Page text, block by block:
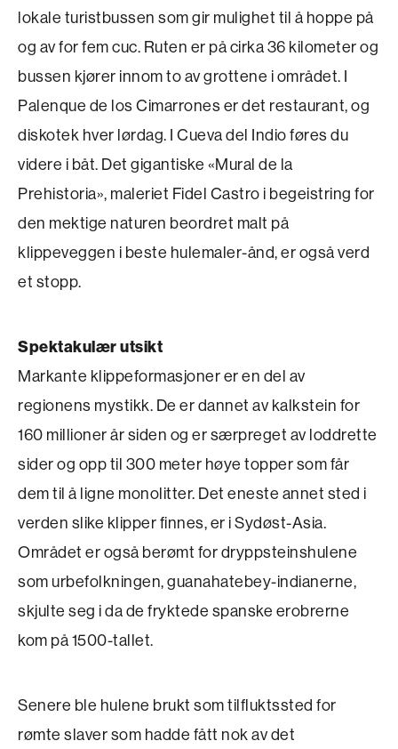
lokale turistbussen som gir mulighet til å hoppe på
og av for fem cuc. Ruten er på cirka 36 kilo­meter og
bussen kjører innom to av grottene i området. I
Palenque de los Cimarrones er det restaurant, og
diskotek hver lørdag. I Cueva del Indio føres du
videre i båt. Det gigantiske «Mural de la
Prehistoria», maleriet Fidel Castro i begeistring for
den mektige naturen beordret malt på
klippeveggen i beste hulemaler-ånd, er også verd
et stopp.
Spektakulær utsikt
Markante klippeformasjoner er en del av
regionens mystikk. De er dannet av kalkstein for
160 millioner år siden og er særpreget av loddrette
sider og opp til 300 meter høye topper som får
dem til å ligne monolitter. Det eneste annet sted i
verden slike klipper finnes, er i Sydøst-Asia.
Området er også berømt for dryppsteinshulene
som urbefolkningen, guanahatebey-indianerne,
skjulte seg i da de fryktede spanske erobrerne
kom på 1500-tallet.
Senere ble hulene brukt som tilfluktssted for
rømte slaver som hadde fått nok av det